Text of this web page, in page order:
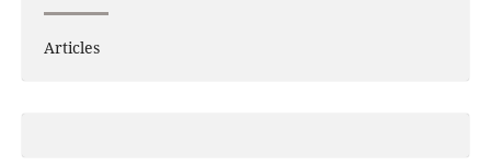
Articles